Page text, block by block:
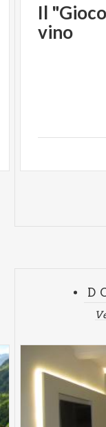
Il "Gioco
vino